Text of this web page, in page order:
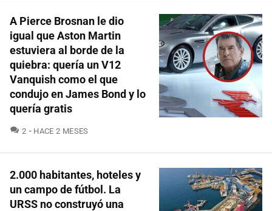
A Pierce Brosnan le dio
igual que Aston Martin
estuviera al borde de la
quiebra: quería un V12
Vanquish como el que
condujo en James Bond y lo
quería gratis
2 COMENTARIOS
HACE 2 MESES
2.000 habitantes, hoteles y
un campo de fútbol. La
URSS no construyó una